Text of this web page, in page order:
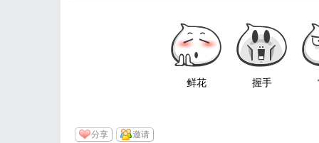
鲜花 握手
分享 邀请